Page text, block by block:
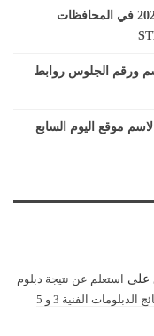
درجات مجموع دخول مدارس المتفوقين 2026 في المحافظات
الثانوية العامة 2025 بالاسم ورقم الجلوس روابط
برقم الجلوس والاسم موقع اليوم السابع
على
استعلم عن نتيجة دبلوم
تجارة 2025 بالاسم و رقم الجلوس من موقع نتائج الدبلومات الفنية 3 و 5